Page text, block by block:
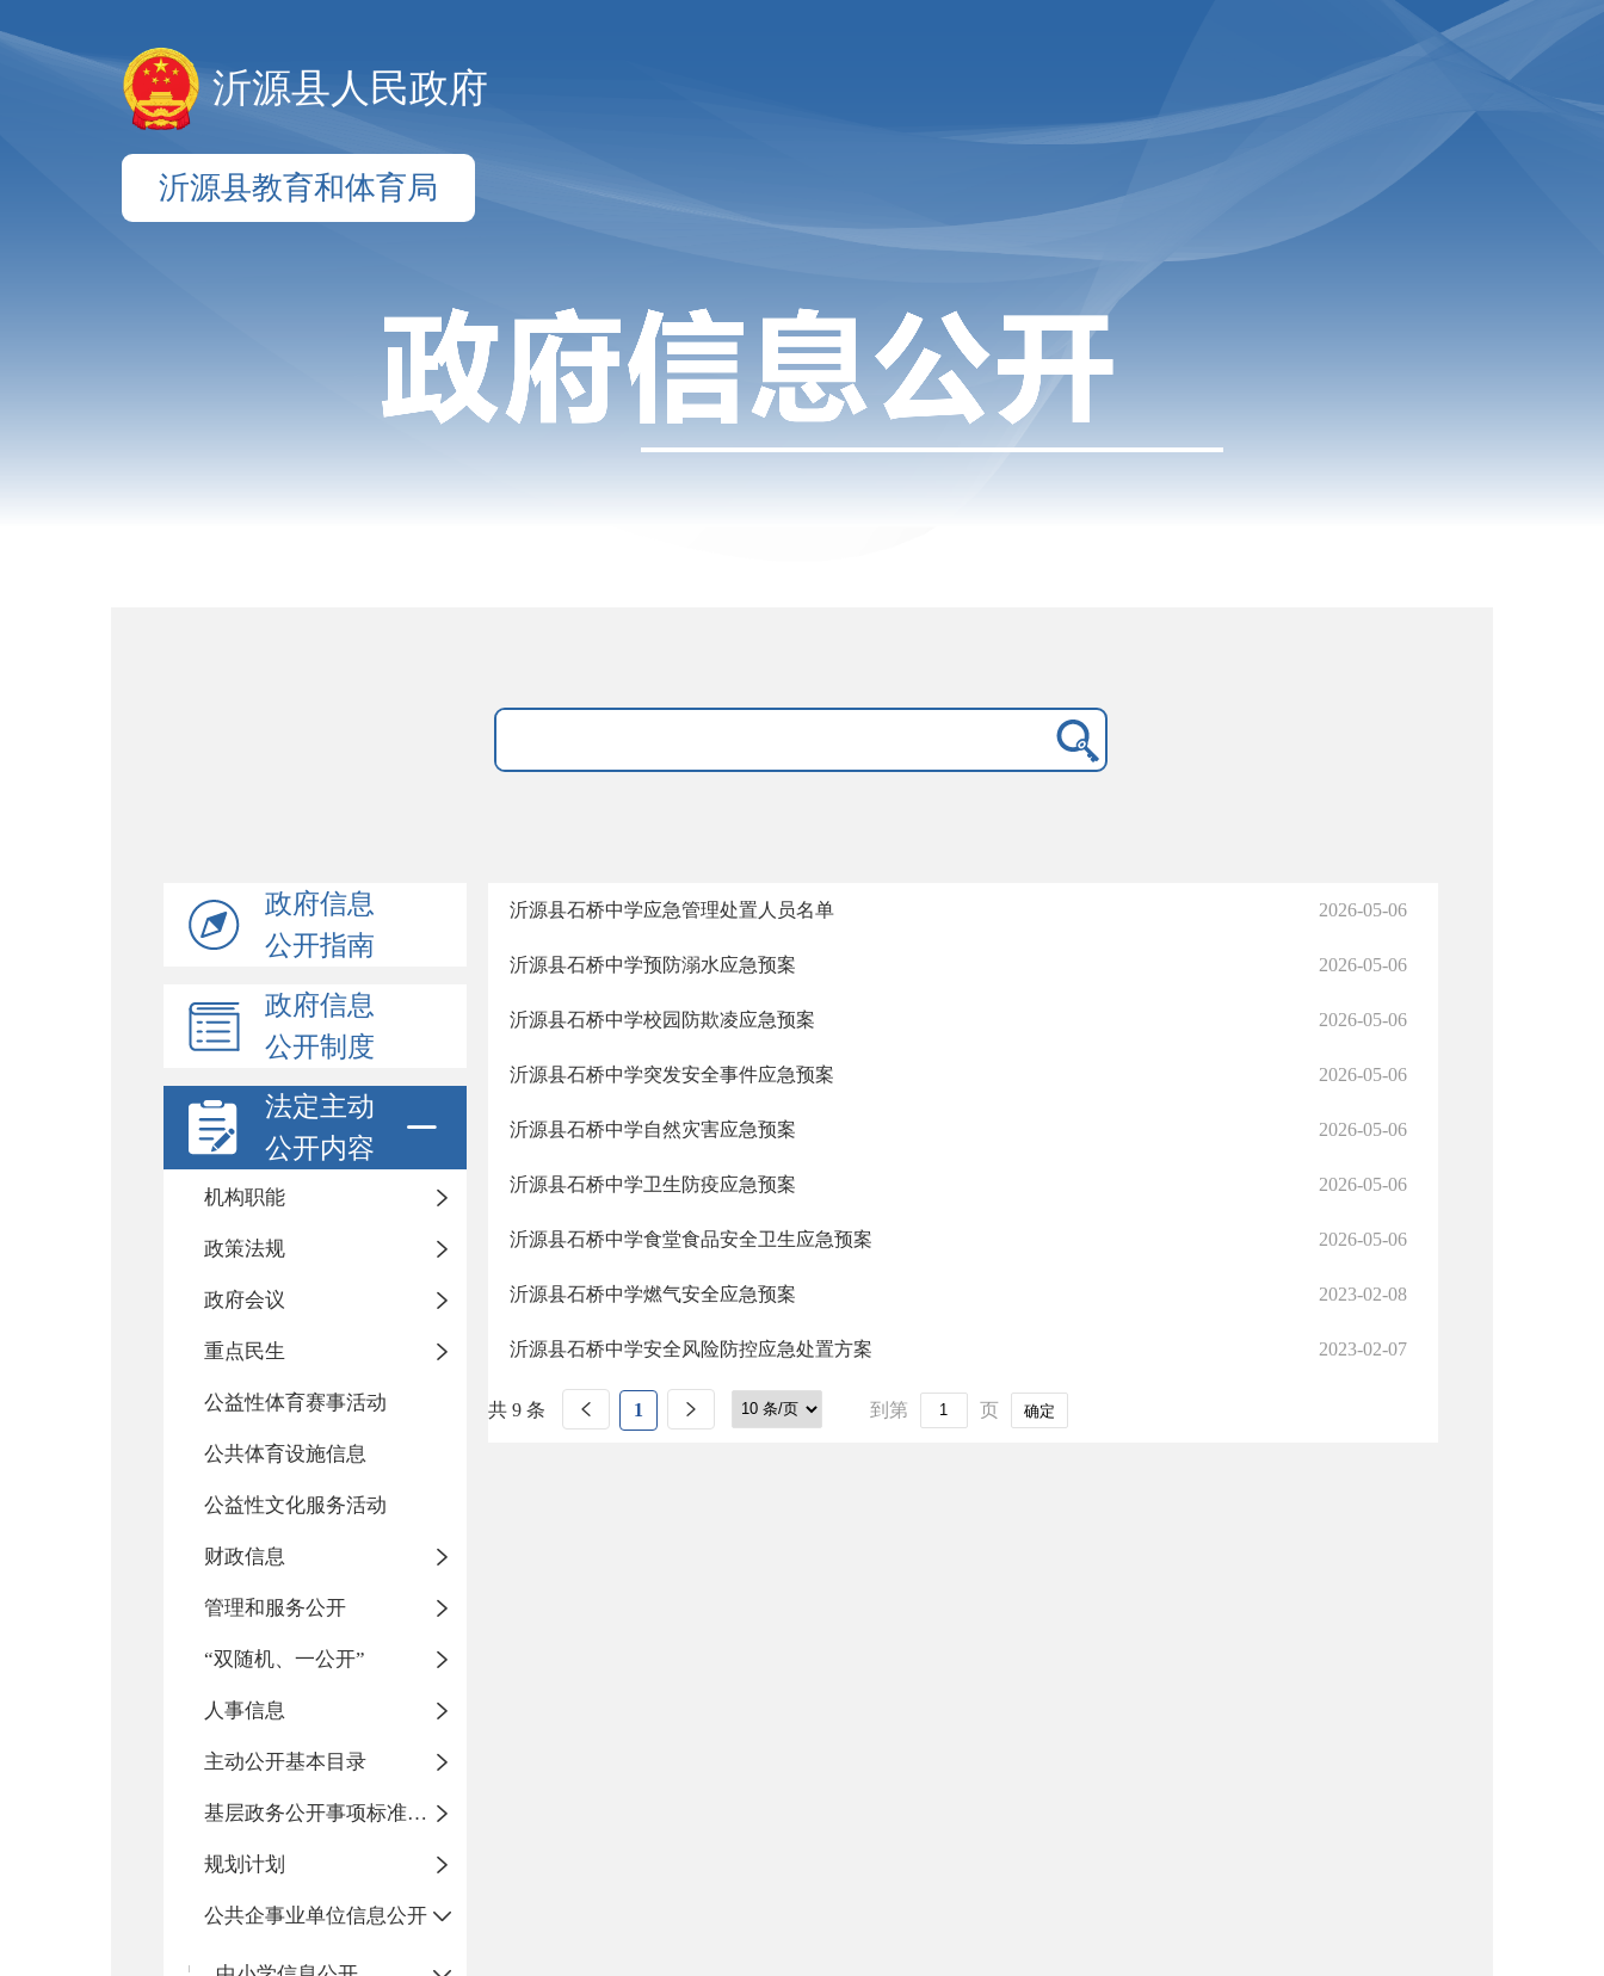
沂源县人民政府
沂源县教育和体育局
政府信息
公开指南
政府信息
公开制度
法定主动
公开内容
机构职能
政策法规
政府会议
重点民生
公益性体育赛事活动
公共体育设施信息
公益性文化服务活动
财政信息
管理和服务公开
“双随机、一公开”
人事信息
主动公开基本目录
基层政务公开事项标准目录
规划计划
公共企事业单位信息公开
沂源县石桥中学应急管理处置人员名单 2026-05-06
沂源县石桥中学预防溺水应急预案 2026-05-06
沂源县石桥中学校园防欺凌应急预案 2026-05-06
沂源县石桥中学突发安全事件应急预案 2026-05-06
沂源县石桥中学自然灾害应急预案 2026-05-06
沂源县石桥中学卫生防疫应急预案 2026-05-06
沂源县石桥中学食堂食品安全卫生应急预案 2026-05-06
沂源县石桥中学燃气安全应急预案 2023-02-08
沂源县石桥中学安全风险防控应急处置方案 2023-02-07
共 9 条 1 到第 页 确定